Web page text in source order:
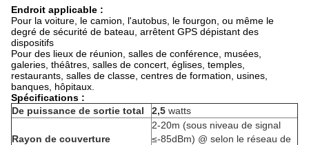
Endroit applicable :
Pour la voiture, le camion, l'autobus, le fourgon, ou même le
degré de sécurité de bateau, arrêtent GPS dépistant des
dispositifs
Pour des lieux de réunion, salles de conférence, musées,
galeries, théâtres, salles de concert, églises, temples,
restaurants, salles de classe, centres de formation, usines,
banques, hôpitaux.
Spécifications :
De puissance de sortie total
2,5 watts
Rayon de couverture
2-20m (sous niveau de signal
≤-85dBm) @ selon le réseau de